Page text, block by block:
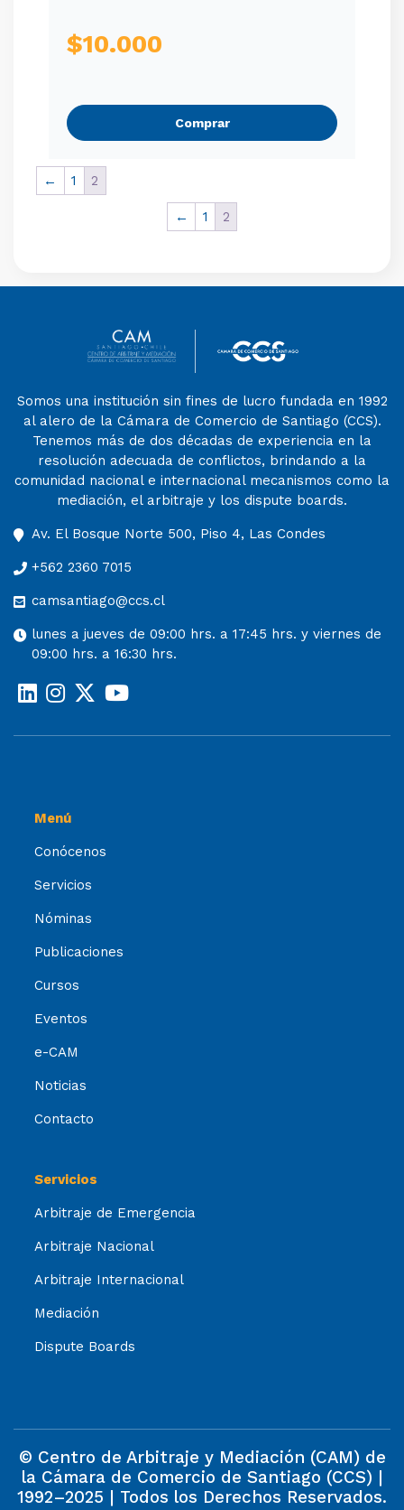
$10.000
Comprar
← 1 2
← 1 2
Somos una institución sin fines de lucro fundada en 1992
al alero de la Cámara de Comercio de Santiago (CCS).
Tenemos más de dos décadas de experiencia en la
resolución adecuada de conflictos, brindando a la
comunidad nacional e internacional mecanismos como la
mediación, el arbitraje y los dispute boards.
Av. El Bosque Norte 500, Piso 4, Las Condes
+562 2360 7015
camsantiago@ccs.cl
lunes a jueves de 09:00 hrs. a 17:45 hrs. y viernes de
09:00 hrs. a 16:30 hrs.
Menú
Conócenos
Servicios
Nóminas
Publicaciones
Cursos
Eventos
e-CAM
Noticias
Contacto
Servicios
Arbitraje de Emergencia
Arbitraje Nacional
Arbitraje Internacional
Mediación
Dispute Boards
© Centro de Arbitraje y Mediación (CAM) de
la Cámara de Comercio de Santiago (CCS) |
1992–2025 | Todos los Derechos Reservados.